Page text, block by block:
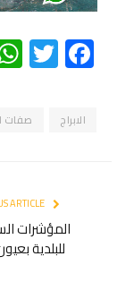
الابراج صفات
المؤشرات
للبلدية